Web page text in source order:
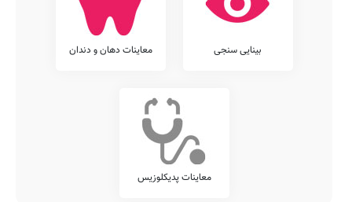
بینایی سنجی معاینات دهان و دندان
معاینات پدیکلوزیس